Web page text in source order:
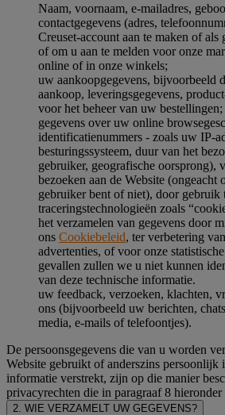
Naam, voornaam, e-mailadres,
contactgegevens (adres,
Creuset-account aan te maken of als
of om u aan te melden voor onze
online of in onze winkels;
uw aankoopgegevens, bijvoorbeeld
aankoop, leveringsgegevens,
voor het beheer van uw bestellingen;
gegevens over uw online
identificatienummers - zoals uw IP-
besturingssysteem, duur van het
gebruiker, geografische oorsprong),
bezoeken aan de Website (ongeacht
gebruiker bent of niet), door gebruik
traceringstechnologieën zoals
het verzamelen van gegevens door
ons Cookiebeleid, ter verbetering
advertenties, of voor onze
gevallen zullen we u niet kunnen
van deze technische informatie.
uw feedback, verzoeken, klachten,
ons (bijvoorbeeld uw berichten,
media, e-mails of telefoontjes).
De persoonsgegevens die van u worden
Website gebruikt of anderszins persoonlijk
informatie verstrekt, zijn op die manier
privacyrechten die in paragraaf 8
2. WIE VERZAMELT UW GEGEVENS?